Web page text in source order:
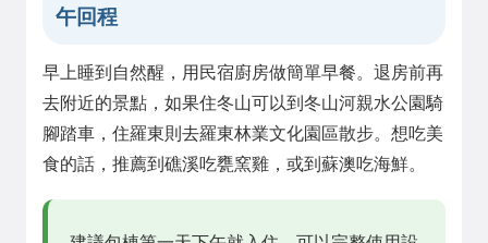
午回程
早上睡到自然醒，用民宿廚房做簡單早餐。退房前再
去附近的景點，如果住冬山可以到冬山河親水公園騎
腳踏車，住羅東則去羅東林業文化園區散步。想吃美
食的話，推薦到礁溪吃甕窯雞，或到蘇澳吃海鮮。